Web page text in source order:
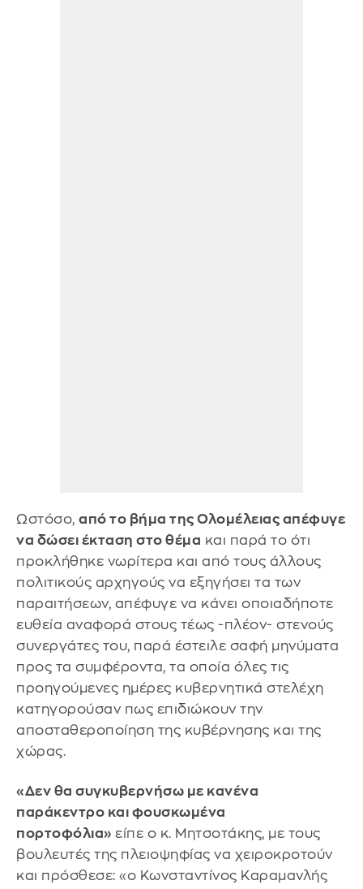
Ωστόσο, από το βήμα της Ολομέλειας απέφυγε
να δώσει έκταση στο θέμα και παρά το ότι
προκλήθηκε νωρίτερα και από τους άλλους
πολιτικούς αρχηγούς να εξηγήσει τα των
παραιτήσεων, απέφυγε να κάνει οποιαδήποτε
ευθεία αναφορά στους τέως -πλέον- στενούς
συνεργάτες του, παρά έστειλε σαφή μηνύματα
προς τα συμφέροντα, τα οποία όλες τις
προηγούμενες ημέρες κυβερνητικά στελέχη
κατηγορούσαν πως επιδιώκουν την
αποσταθεροποίηση της κυβέρνησης και της
χώρας.
«Δεν θα συγκυβερνήσω με κανένα
παράκεντρο και φουσκωμένα
πορτοφόλια» είπε ο κ. Μητσοτάκης, με τους
βουλευτές της πλειοψηφίας να χειροκροτούν
και πρόσθεσε: «ο Κωνσταντίνος Καραμανλής